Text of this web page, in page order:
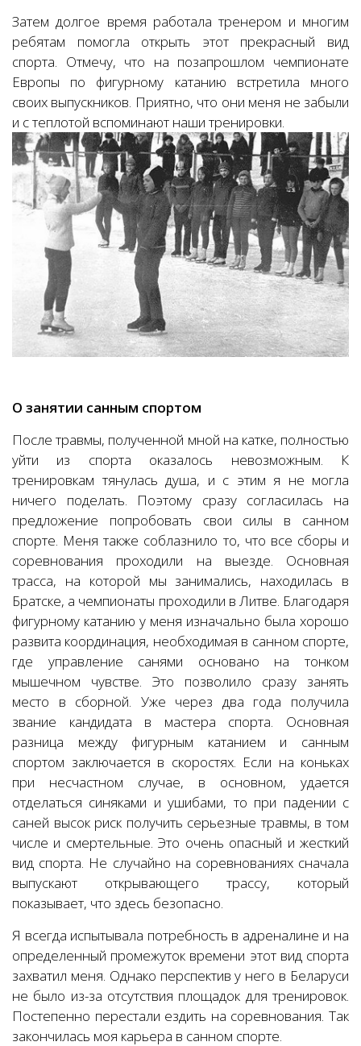
Затем долгое время работала тренером и многим
ребятам помогла открыть этот прекрасный вид
спорта. Отмечу, что на позапрошлом чемпионате
Европы по фигурному катанию встретила много
своих выпускников. Приятно, что они меня не забыли
и с теплотой вспоминают наши тренировки.
О занятии санным спортом
После травмы, полученной мной на катке, полностью
уйти из спорта оказалось невозможным. К
тренировкам тянулась душа, и с этим я не могла
ничего поделать. Поэтому сразу согласилась на
предложение попробовать свои силы в санном
спорте. Меня также соблазнило то, что все сборы и
соревнования проходили на выезде. Основная
трасса, на которой мы занимались, находилась в
Братске, а чемпионаты проходили в Литве. Благодаря
фигурному катанию у меня изначально была хорошо
развита координация, необходимая в санном спорте,
где управление санями основано на тонком
мышечном чувстве. Это позволило сразу занять
место в сборной. Уже через два года получила
звание кандидата в мастера спорта. Основная
разница между фигурным катанием и санным
спортом заключается в скоростях. Если на коньках
при несчастном случае, в основном, удается
отделаться синяками и ушибами, то при падении с
саней высок риск получить серьезные травмы, в том
числе и смертельные. Это очень опасный и жесткий
вид спорта. Не случайно на соревнованиях сначала
выпускают открывающего трассу, который
показывает, что здесь безопасно.
Я всегда испытывала потребность в адреналине и на
определенный промежуток времени этот вид спорта
захватил меня. Однако перспектив у него в Беларуси
не было из-за отсутствия площадок для тренировок.
Постепенно перестали ездить на соревнования. Так
закончилась моя карьера в санном спорте.